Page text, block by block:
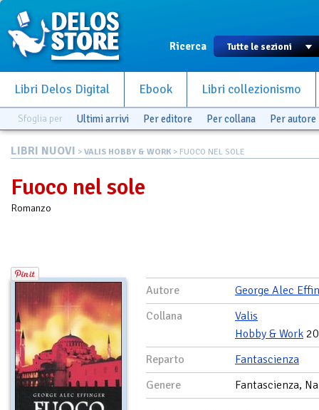
Ricerca
Libri Delos Digital Ebook Libri collezionismo
Sfoglia per Ultimi arrivi Per editore Per collana Per autore
LIBRI NUOVI > VALIS HOBBY & WORK > FUOCO NEL SOLE
Fuoco nel sole
Romanzo
Autore
George Alec
Collana
Valis
Hobby & Work
Reparto
Fantascienza
Genere
Fantascienza,